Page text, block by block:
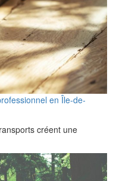
en Île-de-
créent une